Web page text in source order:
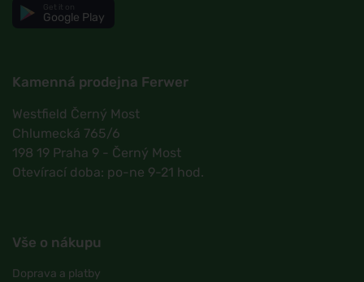
Google Play
Kamenná prodejna Ferwer
Westfield Černý Most
Chlumecká 765/6
198 19 Praha 9 - Černý Most
Otevírací doba: po-ne 9-21 hod.
Vše o nákupu
Doprava a platby